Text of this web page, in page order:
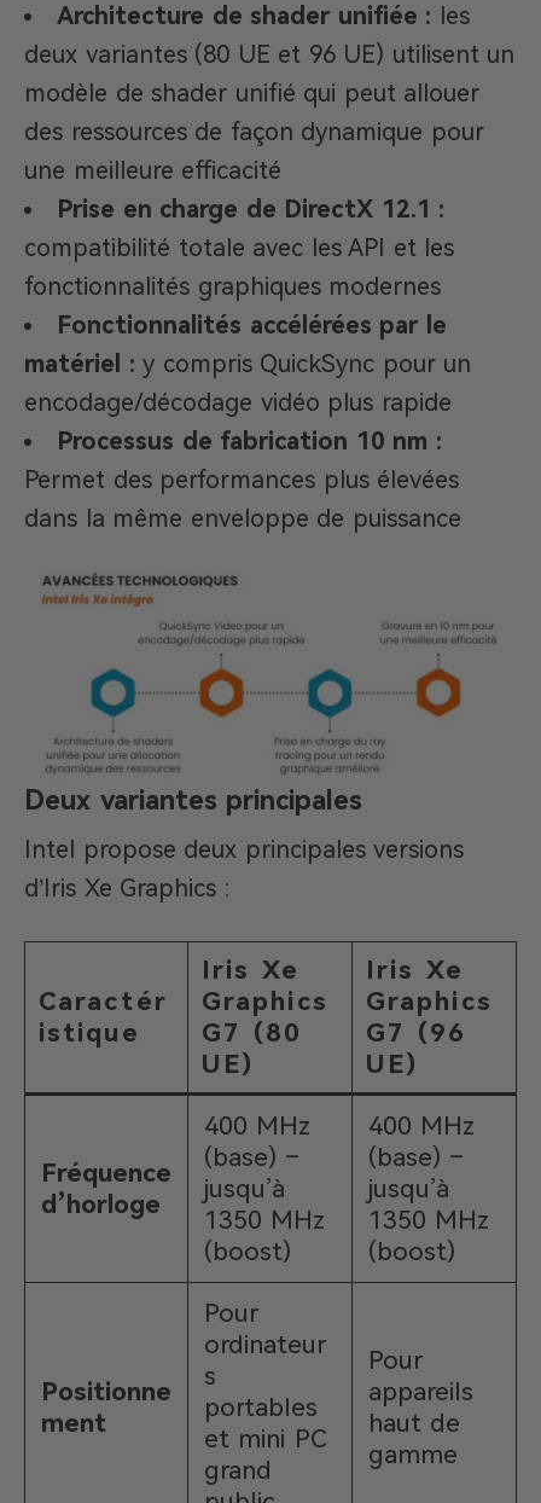
Architecture de shader unifiée : les
deux variantes (80 UE et 96 UE) utilisent un
modèle de shader unifié qui peut allouer
des ressources de façon dynamique pour
une meilleure efficacité
Prise en charge de DirectX 12.1 :
compatibilité totale avec les API et les
fonctionnalités graphiques modernes
Fonctionnalités accélérées par le
matériel : y compris QuickSync pour un
encodage/décodage vidéo plus rapide
Processus de fabrication 10 nm :
Permet des performances plus élevées
dans la même enveloppe de puissance
Deux variantes principales
Intel propose deux principales versions
d’Iris Xe Graphics :
Caractér
istique
Iris Xe
Graphics
G7 (80
UE)
Iris Xe
Graphics
G7 (96
UE)
Fréquence
d’horloge
400 MHz
(base) –
jusqu’à
1350 MHz
(boost)
400 MHz
(base) –
jusqu’à
1350 MHz
(boost)
Positionne
ment
Pour
ordinateur
s
portables
et mini PC
grand
Pour
appareils
haut de
gamme